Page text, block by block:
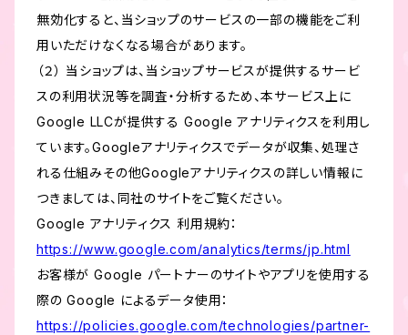
無効化すると、当ショップのサービスの一部の機能をご利
用いただけなくなる場合があります。
（２） 当ショップは、当ショップサービスが提供するサービ
スの利用状況等を調査・分析するため、本サービス上に
Google LLCが提供する Google アナリティクスを利用し
ています。Googleアナリティクスでデータが収集、処理さ
れる仕組みその他Googleアナリティクスの詳しい情報に
つきましては、同社のサイトをご覧ください。
Google アナリティクス 利用規約：
https://www.google.com/analytics/terms/jp.html
お客様が Google パートナーのサイトやアプリを使用する
際の Google によるデータ使用：
https://policies.google.com/technologies/partner-